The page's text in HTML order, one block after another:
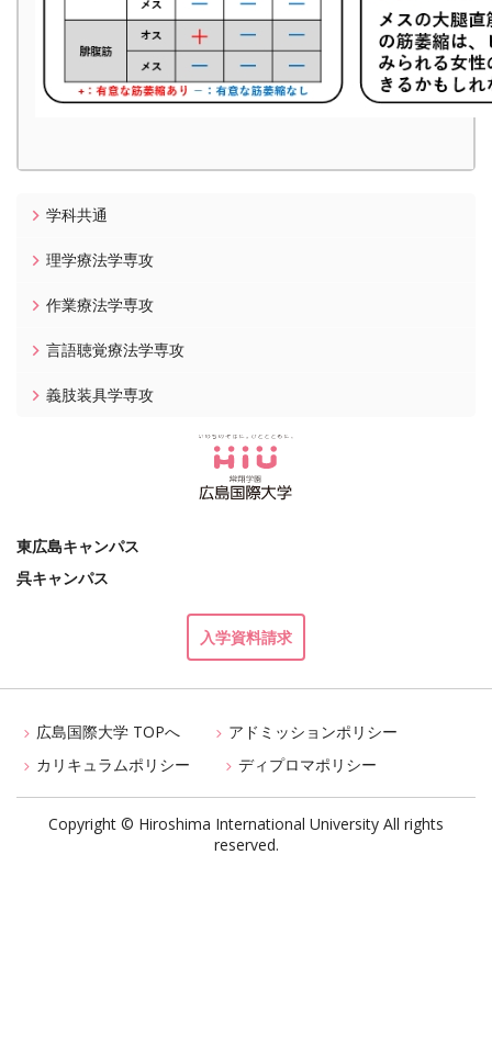
学科共通
理学療法学専攻
作業療法学専攻
言語聴覚療法学専攻
義肢装具学専攻
東広島キャンパス
呉キャンパス
入学資料請求
広島国際大学 TOPへ
アドミッションポリシー
カリキュラムポリシー
ディプロマポリシー
Copyright © Hiroshima International University All rights
reserved.